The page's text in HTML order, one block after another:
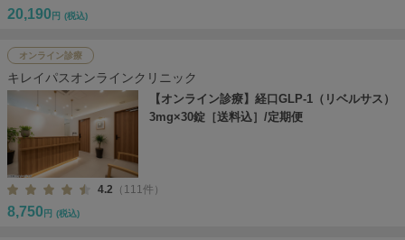
20,190 円 (税込)
オンライン診療
キレイパスオンラインクリニック
【オンライン診療】経口GLP-1（リベルサス）
3mg×30錠［送料込］/定期便
4.2 （111件）
8,750 円 (税込)